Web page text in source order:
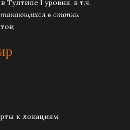
Тултипе I уровня, в т.ч.
в стопки
к локациям;